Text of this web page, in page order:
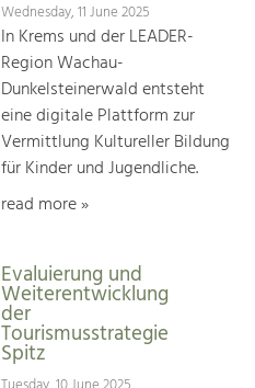
Wednesday, 11 June 2025
In Krems und der LEADER-
Region Wachau-
Dunkelsteinerwald entsteht
eine digitale Plattform zur
Vermittlung Kultureller Bildung
für Kinder und Jugendliche.
read more »
Evaluierung und
Weiterentwicklung
der
Tourismusstrategie
Spitz